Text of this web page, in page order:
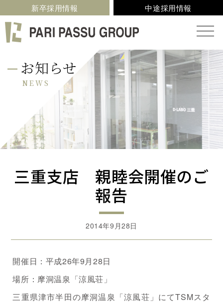
新卒採用情報 中途採用情報
お知らせ
NEWS
三重支店 親睦会開催のご
報告
2014年9月28日
開催日：平成26年9月28日
場所：摩洞温泉「涼風荘」
三重県津市半田の摩洞温泉「涼風荘」にてTSMスタ